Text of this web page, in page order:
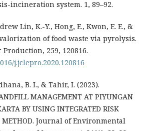
incineration system. 1, 89–92.
Lin, K.-Y., Hong, E., Kwon, E. E., &
valorization of food waste via pyrolysis.
259, 120816.
j.jclepro.2020.120816
B. I., & Tahir, I. (2023).
MANAGEMENT AT PIYUNGAN
BY USING INTEGRATED RISK
METHOD. Journal of Environmental